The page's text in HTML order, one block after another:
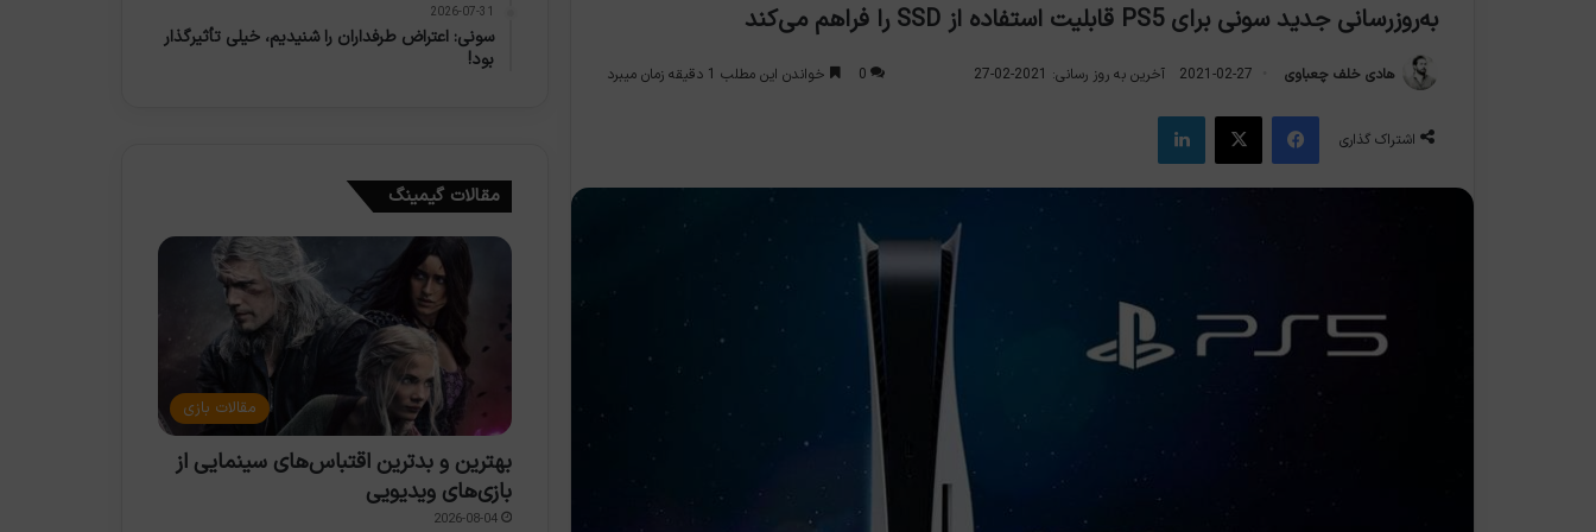
به‌روزرسانی جدید سونی برای PS5 قابلیت استفاده از SSD را فراهم می‌کند
هادی خلف چعباوی 2021-02-27 آخرین به روز رسانی: 2021-02-27 0 خواندن این مطلب 1 دقیقه زمان میبرد
اشتراک گذاری
فیس بوک X لینکدین
2026-07-31
سونی: اعتراض طرفداران را شنیدیم، خیلی تأثیرگذار
بود!
مقالات گیمینگ
مقالات بازی
بهترین و بدترین اقتباس‌های سینمایی از
بازی‌های ویدیویی
2026-08-04